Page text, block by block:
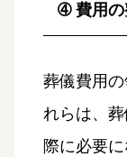
➃ 費用の
葬儀費用
れらは、
際に必要